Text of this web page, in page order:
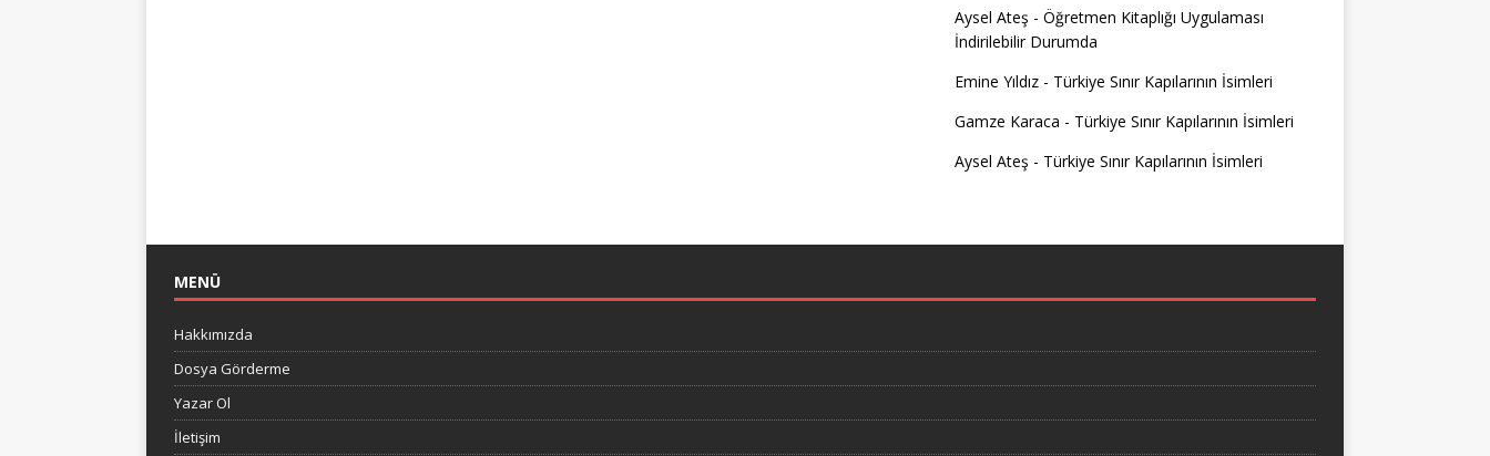
Aysel Ateş - Öğretmen Kitaplığı Uygulaması
İndirilebilir Durumda
Emine Yıldız- Türkiye Sınır Kapılarının İsimleri
Gamze Karaca - Türkiye Sınır Kapılarının İsimleri
Aysel Ateş - Türkiye Sınır Kapılarının İsimleri
MENÜ
Hakkımızda
Dosya Görderme
Yazar Ol
İletişim